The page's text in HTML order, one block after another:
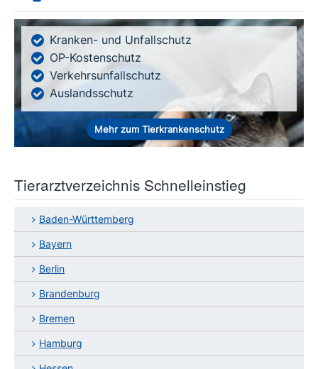
Kranken- und Unfallschutz
OP-Kostenschutz
Verkehrsunfallschutz
Auslandsschutz
Mehr zum Tierkrankenschutz
Tierarztverzeichnis Schnelleinstieg
Baden-Württemberg
Bayern
Berlin
Brandenburg
Bremen
Hamburg